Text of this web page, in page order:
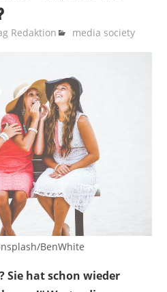
Redaktion media society
BenWhite
Sie hat schon wieder